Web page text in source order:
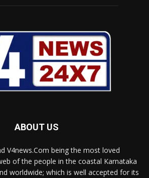
ABOUT US
V4news.Com being the most loved
of the people in the coastal Karnataka
worldwide; which is well accepted for its